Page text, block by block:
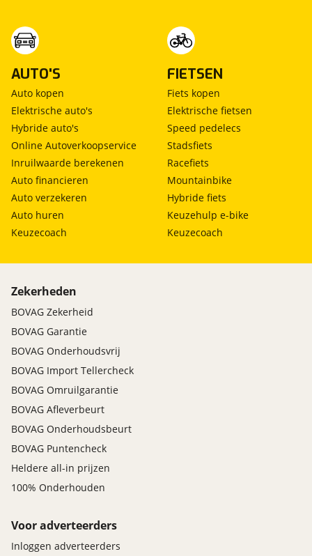
AUTO'S
Auto kopen
Elektrische auto's
Hybride auto's
Online Autoverkoopservice
Inruilwaarde berekenen
Auto financieren
Auto verzekeren
Auto huren
Keuzecoach
FIETSEN
Fiets kopen
Elektrische fietsen
Speed pedelecs
Stadsfiets
Racefiets
Mountainbike
Hybride fiets
Keuzehulp e-bike
Keuzecoach
Zekerheden
BOVAG Zekerheid
BOVAG Garantie
BOVAG Onderhoudsvrij
BOVAG Import Tellercheck
BOVAG Omruilgarantie
BOVAG Afleverbeurt
BOVAG Onderhoudsbeurt
BOVAG Puntencheck
Heldere all-in prijzen
100% Onderhouden
Voor adverteerders
Inloggen adverteerders